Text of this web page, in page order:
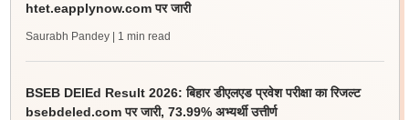
htet.eapplynow.com पर जारी
Saurabh Pandey | 1 min read
BSEB DElEd Result 2026: बिहार डीएलएड प्रवेश परीक्षा का रिजल्ट
bsebdeled.com पर जारी, 73.99% अभ्यर्थी उत्तीर्ण